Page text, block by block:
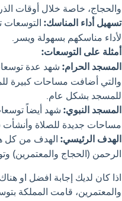
والحجاج، خاصة خلال أوقات
تسهيل أداء المناسك: التوسعات
لأداء مناسكهم بسهولة ويسر.
أمثلة على التوسعات:
المسجد الحرام: شهد عدة
والتي أضافت مساحات كبيرة
للمسجد بشكل عام.
المسجد النبوي: شهد أيضاً
مساحات جديدة للصلاة وأنشأت
الهدف الرئيسي: الهدف من كل
الرحمن (الحجاج والمعتمرين)
اذا كان لديك إجابة افضل او
والمعتمرين، قامت المملكة